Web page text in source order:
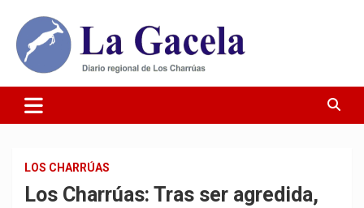
contenido
Diario La Gacela
LOS CHARRÚAS
Los Charrúas: Tras ser agredida,